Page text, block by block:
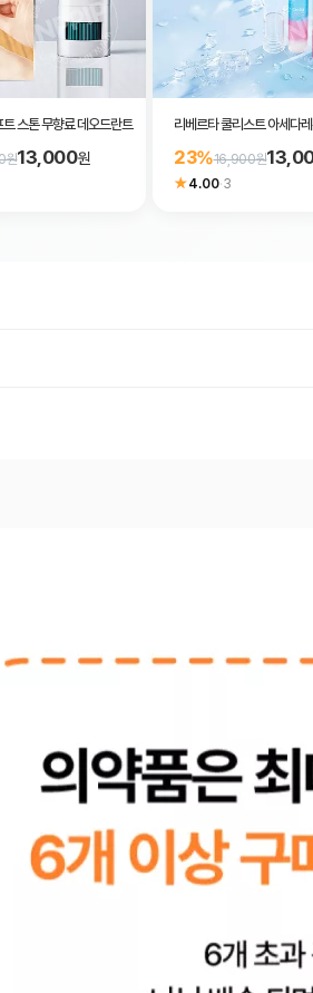
스톤 무향료 데오드란트 발가락용 스틱 7g
원13,000원
리베르타 쿨리스트 아세다
23%16,900원
★4.00·3